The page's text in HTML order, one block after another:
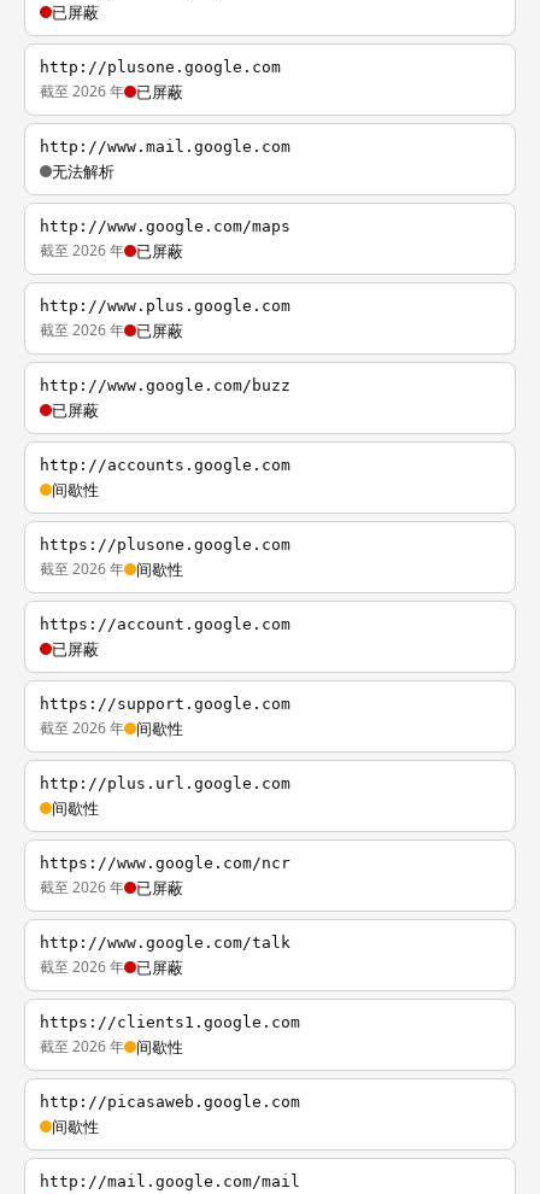
已屏蔽
http://plusone.google.com
截至 2026 年 已屏蔽
http://www.mail.google.com
无法解析
http://www.google.com/maps
截至 2026 年 已屏蔽
http://www.plus.google.com
截至 2026 年 已屏蔽
http://www.google.com/buzz
已屏蔽
http://accounts.google.com
间歇性
https://plusone.google.com
截至 2026 年 间歇性
https://account.google.com
已屏蔽
https://support.google.com
截至 2026 年 间歇性
http://plus.url.google.com
间歇性
https://www.google.com/ncr
截至 2026 年 已屏蔽
http://www.google.com/talk
截至 2026 年 已屏蔽
https://clients1.google.com
截至 2026 年 间歇性
http://picasaweb.google.com
间歇性
http://mail.google.com/mail